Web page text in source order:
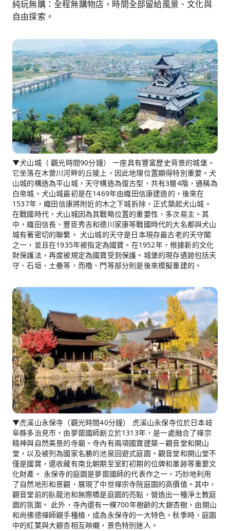
純玩無購：全程無購物店，時間全部留給風景、文化與
自由探索。
▼犬山城（ 觀光時間90分鐘） 一座具有豐富歷史背景的城堡。
它坐落在木曾川河畔的丘陵上，因此地理位置顯得特別重要。犬
山城的構造為平山城，天守構造為復古型，共有3層4階，通稱為
白帝城。犬山城最初是在1469年由織田信康建造的，後來在
1537年，織田信康將附近的木之下城拆除，正式築起犬山城。
在戰國時代，犬山城因為其戰略位置的重要性，多次易主。其
中，織田信長、豐臣秀吉和德川家康等戰國時代的大名都與犬山
城有著密切的聯繫。 犬山城的天守是日本現存最古老的天守閣
之一，並且在1935年被指定為國寶。在1952年，根據新的文化
財保護法，再度被規定為國寶受到保護。城堡的現存遺跡包括天
守、石垣、土壘等，而櫓、門等部分則是後來模擬重建的。
▼虎溪山永保寺（觀光時間40分鐘） 虎溪山永保寺位於日本岐
阜縣多治見市，由夢窗國師創立於1313年，是一處融合了禪宗
精神與自然美景的寺廟。寺內有兩項國寶建築－觀音堂和開山
堂，以及被列為國家名勝的池泉回遊式庭園。觀音堂和開山堂不
僅是國寶，還收藏有南北朝期至室町初期的位牌和墨跡等重要文
化財產。 永保寺的庭園是夢窗國師的代表作之一，巧妙地利用
了自然地形和景觀，展現了中世禪宗寺院庭園的高價值。其中，
觀音堂前的臥龍池和無際橋是庭園的亮點，營造出一種淨土教庭
園的氛圍。 此外，寺內還有一棵700年樹齡的大銀杏樹，由開山
和尚佛德禪師親手種植，成為永保寺的一大特色。秋季時，庭園
中的紅葉與大銀杏相互映襯，景色特別迷人。